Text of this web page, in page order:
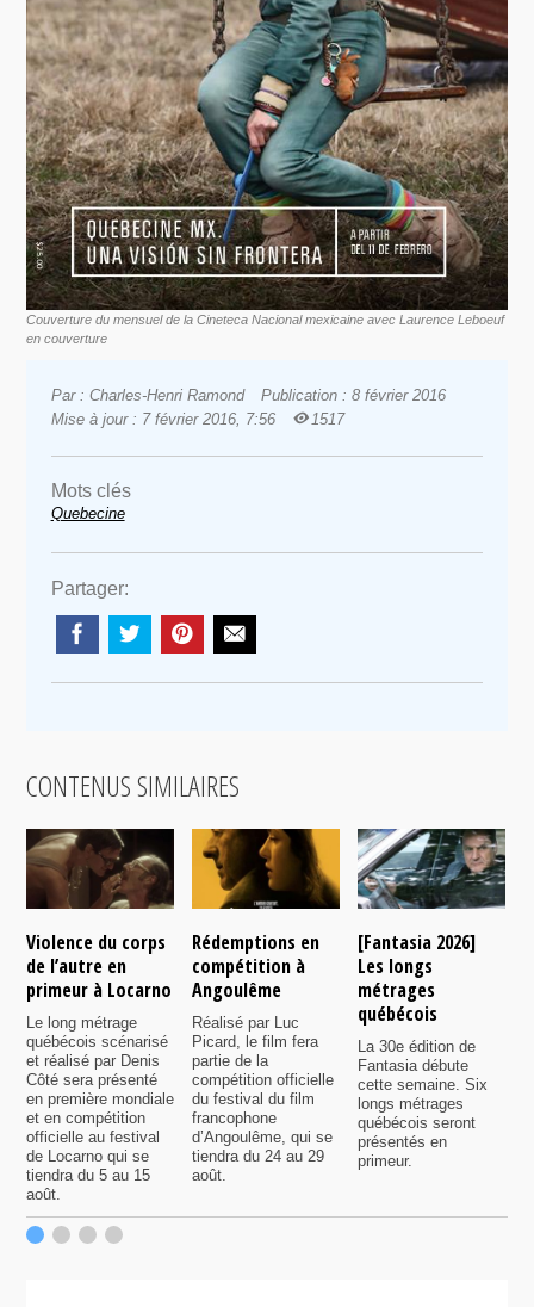
Couverture du mensuel de la Cineteca Nacional mexicaine avec Laurence Leboeuf
en couverture
Par : Charles-Henri Ramond
Publication : 8 février 2016
Mise à jour : 7 février 2016, 7:56
1517
Mots clés
Quebecine
Partager:
CONTENUS SIMILAIRES
Violence du corps
de l’autre en
primeur à Locarno
Le long métrage
québécois scénarisé
et réalisé par Denis
Côté sera présenté
en première mondiale
et en compétition
officielle au festival
de Locarno qui se
tiendra du 5 au 15
août.
Rédemptions en
compétition à
Angoulême
Réalisé par Luc
Picard, le film fera
partie de la
compétition officielle
du festival du film
francophone
d’Angoulême, qui se
tiendra du 24 au 29
août.
[Fantasia 2026]
Les longs
métrages
québécois
La 30e édition de
Fantasia débute
cette semaine. Six
longs métrages
québécois seront
présentés en
primeur.